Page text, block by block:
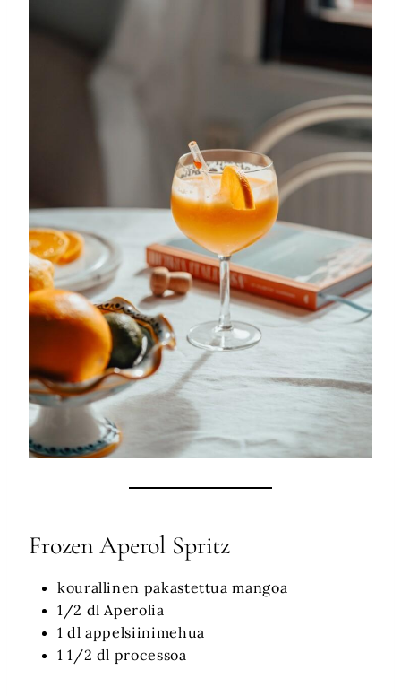
Frozen Aperol Spritz
kourallinen pakastettua mangoa
1/2 dl Aperolia
1 dl appelsiinimehua
1 1/2 dl processoa